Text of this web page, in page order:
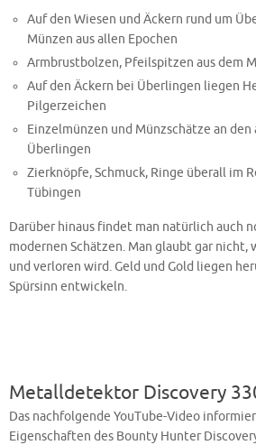
Auf den Wiesen und Äckern rund um
Münzen aus allen Epochen
Armbrustbolzen, Pfeilspitzen aus dem
Auf den Äckern bei Überlingen liegen
Pilgerzeichen
Einzelmünzen und Münzschätze an den
Überlingen
Zierknöpfe, Schmuck, Ringe überall im
Tübingen
Darüber hinaus findet man natürlich auch
modernen Schätzen. Man glaubt gar nicht,
und verloren wird. Geld und Gold liegen
Spürsinn entwickeln.
Metalldetektor Discovery
Das nachfolgende YouTube-Video
Eigenschaften des Bounty Hunter